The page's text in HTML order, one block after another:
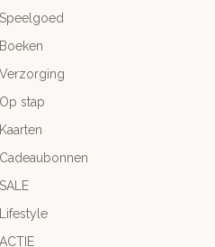
Speelgoed
Boeken
Verzorging
Op stap
Kaarten
Cadeaubonnen
SALE
Lifestyle
ACTIE